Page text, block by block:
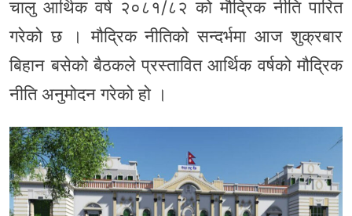
चालु आर्थिक वर्ष २०८१/८२ को मौद्रिक नीति पारित
गरेको छ । मौद्रिक नीतिको सन्दर्भमा आज शुक्रबार
बिहान बसेको बैठकले प्रस्तावित आर्थिक वर्षको मौद्रिक
नीति अनुमोदन गरेको हो ।